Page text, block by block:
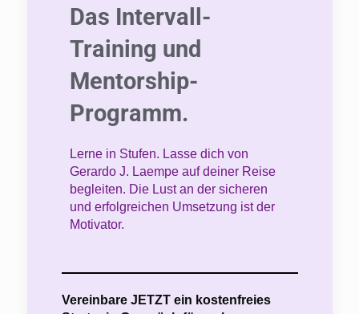
Das Intervall-
Training und
Mentorship-
Programm.
Lerne in Stufen. Lasse dich von
Gerardo J. Laempe auf deiner Reise
begleiten. Die Lust an der sicheren
und erfolgreichen Umsetzung ist der
Motivator.
Vereinbare JETZT ein kostenfreies